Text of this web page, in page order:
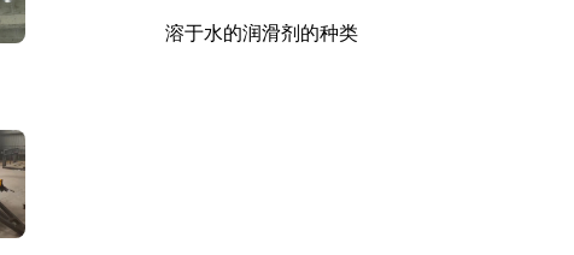
溶于水的润滑剂的种类